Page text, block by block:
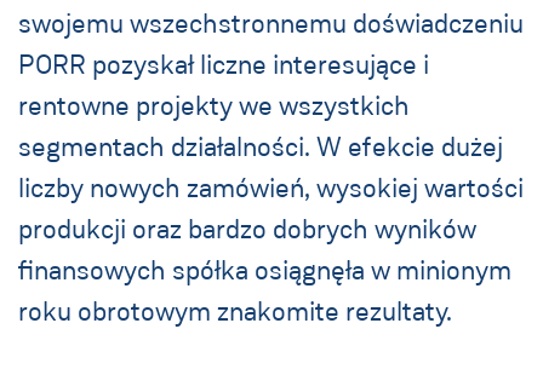
swojemu wszechstronnemu doświadczeniu
PORR pozyskał liczne interesujące i
rentowne projekty we wszystkich
segmentach działalności. W efekcie dużej
liczby nowych zamówień, wysokiej wartości
produkcji oraz bardzo dobrych wyników
finansowych spółka osiągnęła w minionym
roku obrotowym znakomite rezultaty.